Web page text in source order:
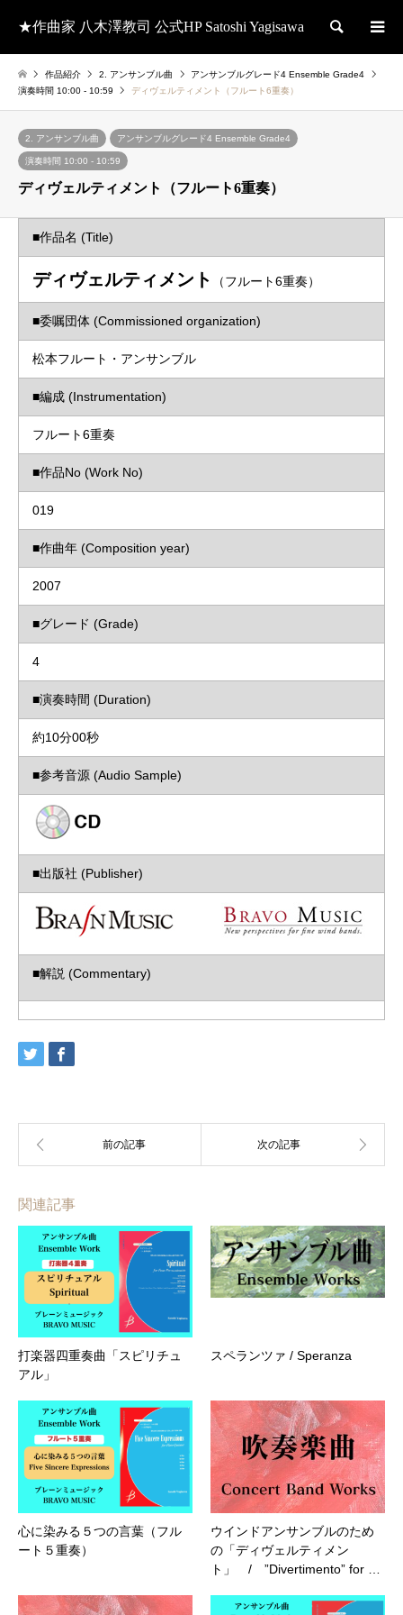
★作曲家 八木澤教司 公式HP Satoshi Yagisawa 検索
作品紹介 2. アンサンブル曲
アンサンブルグレード4 Ensemble Grade4
演奏時間 10:00 - 10:59
ディヴェルティメント（フルート6重奏）
2. アンサンブル曲 アンサンブルグレード4 Ensemble Grade4
演奏時間 10:00 - 10:59
ディヴェルティメント（フルート6重奏）
■作品名 (Title)
ディヴェルティメント （フルート6重奏）
■委嘱団体 (Commissioned organization)
松本フルート・アンサンブル
■編成 (Instrumentation)
フルート6重奏
■作品No (Work No)
019
■作曲年 (Composition year)
2007
■グレード (Grade)
4
■演奏時間 (Duration)
約10分00秒
■参考音源 (Audio Sample)
■出版社 (Publisher)
■解説 (Commentary)
関連記事
打楽器四重奏曲「スピリチュ
アル」
スペランツァ / Speranza
心に染みる５つの言葉（フル
ート５重奏）
ウインドアンサンブルのため
の「ディヴェルティメン
ト」 / ”Divertimento” for …